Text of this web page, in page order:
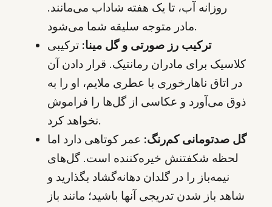
روزانه آب، تا یک هفته شاداب می‌مانند.
مادر متوجه سلیقه شما می‌شود.
ترکیب رز صورتی و گل مینا: ترکیبی
کلاسیک برای مادران رمانتیک. قرار دادن آن
در اتاق ناهارخوری با عطری ملایم، او را به
ذوق می‌آورد و عکاسی از گل‌ها را فراموش
نخواهد کرد.
گل صدتومانی کم‌رنگ: عمر کوتاهی دارد اما
لحظه شکفتنش خیره‌کننده است. گل‌های
نیمه‌باز را در گلدان دهانه‌گشاد بگذارید و
شاهد باز شدن تدریجی آنها باشید؛ مانند باز